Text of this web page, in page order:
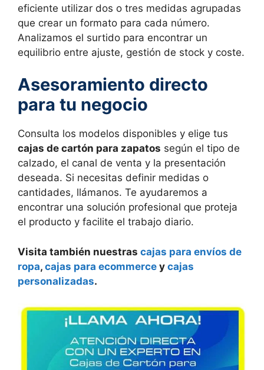
eficiente utilizar dos o tres medidas agrupadas
que crear un formato para cada número.
Analizamos el surtido para encontrar un
equilibrio entre ajuste, gestión de stock y coste.
Asesoramiento directo
para tu negocio
Consulta los modelos disponibles y elige tus
cajas de cartón para zapatos según el tipo de
calzado, el canal de venta y la presentación
deseada. Si necesitas definir medidas o
cantidades, llámanos. Te ayudaremos a
encontrar una solución profesional que proteja
el producto y facilite el trabajo diario.
Visita también nuestras cajas para envíos de
ropa, cajas para ecommerce y cajas
personalizadas.